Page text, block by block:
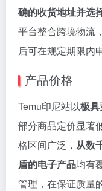
确的收货地址并选
平台整合跨境物流
后可在规定期限内
产品价格
Temu印尼站以极
部分商品定价显著
格区间广泛， 从数
盾的电子产品均有
管理，在保证质量